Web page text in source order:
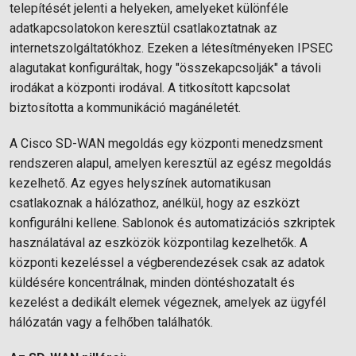
telepítését jelenti a helyeken, amelyeket különféle
adatkapcsolatokon keresztül csatlakoztatnak az
internetszolgáltatókhoz. Ezeken a létesítményeken IPSEC
alagutakat konfiguráltak, hogy "összekapcsolják" a távoli
irodákat a központi irodával. A titkosított kapcsolat
biztosította a kommunikáció magánéletét.
A Cisco SD-WAN megoldás egy központi menedzsment
rendszeren alapul, amelyen keresztül az egész megoldás
kezelhető. Az egyes helyszínek automatikusan
csatlakoznak a hálózathoz, anélkül, hogy az eszközt
konfigurálni kellene. Sablonok és automatizációs szkriptek
használatával az eszközök központilag kezelhetők. A
központi kezeléssel a végberendezések csak az adatok
küldésére koncentrálnak, minden döntéshozatalt és
kezelést a dedikált elemek végeznek, amelyek az ügyfél
hálózatán vagy a felhőben találhatók.